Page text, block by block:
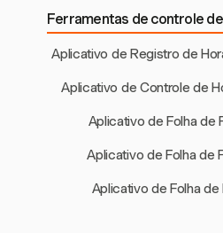
Ferramentas de controle
Aplicativo de Registro de
Aplicativo de Controle de
Aplicativo de Folha de
Aplicativo de Folha de
Aplicativo de Folha